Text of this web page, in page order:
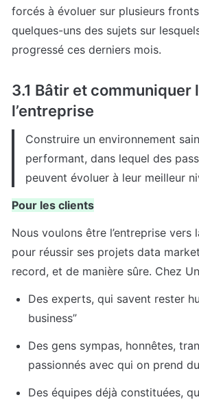
forcés à évoluer sur plusieurs
quelques-uns des sujets sur
progressé ces derniers mois.
3.1 Bâtir et communiquer
l’entreprise
Construire un environnement
performant, dans lequel des
peuvent évoluer à leur meilleur
Pour les clients
Nous voulons être l’entreprise vers
pour réussir ses projets data
record, et de manière sûre. Chez
Des experts, qui savent rester
business”
Des gens sympas, honnêtes,
passionnés avec qui on prend
Des équipes déjà constituées,